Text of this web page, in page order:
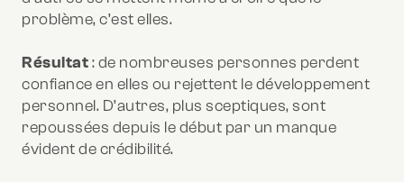
problème, c’est elles.
Résultat: de nombreuses personnes perdent
confiance en elles ou rejettent le développement
personnel. D’autres, plus sceptiques, sont
repoussées depuis le début par un manque
évident de crédibilité.